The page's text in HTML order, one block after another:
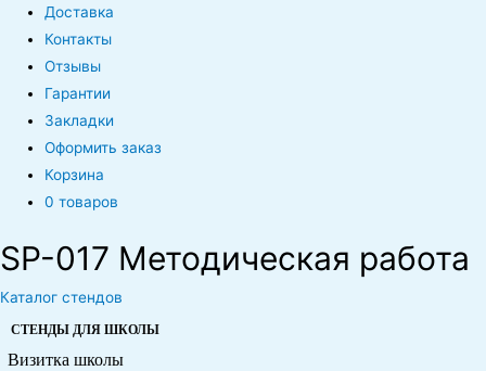
Доставка
Контакты
Отзывы
Гарантии
Закладки
Оформить заказ
Корзина
0 товаров
SP-017 Методическая работа
Каталог стендов
СТЕНДЫ ДЛЯ ШКОЛЫ
Визитка школы